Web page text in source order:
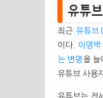
유튜
최근 유튜브
이다. 이명박
는 변명 을 늘
유튜브 사용
유튜브는 전